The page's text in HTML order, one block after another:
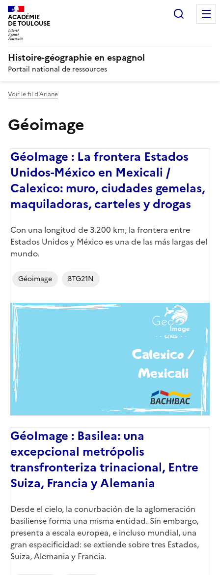
ACADÉMIE
DE TOULOUSE
Histoire-géographie en espagnol
Portail national de ressources
Voir le fil d’Ariane
Géoimage
GéoImage : La frontera Estados
Unidos-México en Mexicali /
Calexico: muro, ciudades gemelas,
maquiladoras, carteles y drogas
Corps
Con una longitud de 3.200 km, la frontera entre
Estados Unidos y México es una de las más largas del
mundo.
Géoimage BTG21N
Image
de
couverture
(conseillée)
GéoImage : Basilea: una
excepcional metrópolis
transfronteriza trinacional, Entre
Suiza, Francia y Alemania
Corps
Desde el cielo, la conurbación de la aglomeración
basiliense forma una misma entidad. Sin embargo,
presenta a escala europea, e incluso mundial, una
gran especificidad: se extiende sobre tres Estados,
Suiza, Alemania y Francia.